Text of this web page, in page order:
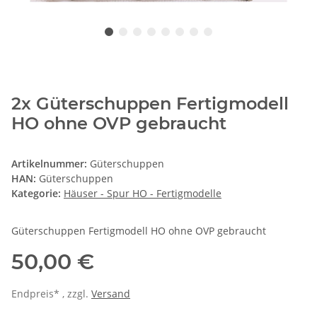
2x Güterschuppen Fertigmodell
HO ohne OVP gebraucht
Artikelnummer: Güterschuppen
HAN: Güterschuppen
Kategorie: Häuser - Spur HO - Fertigmodelle
Güterschuppen Fertigmodell HO ohne OVP gebraucht
50,00 €
Endpreis* , zzgl. Versand